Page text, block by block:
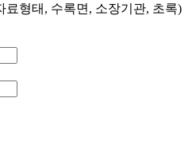
료형태, 수록면, 소장기관, 초록)